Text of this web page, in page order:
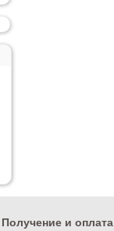
Получение и оплата